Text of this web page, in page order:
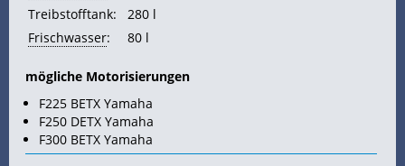
Treibstofftank:
280 l
Frischwasser: 80 l
mögliche Motorisierungen
F225 BETX Yamaha
F250 DETX Yamaha
F300 BETX Yamaha